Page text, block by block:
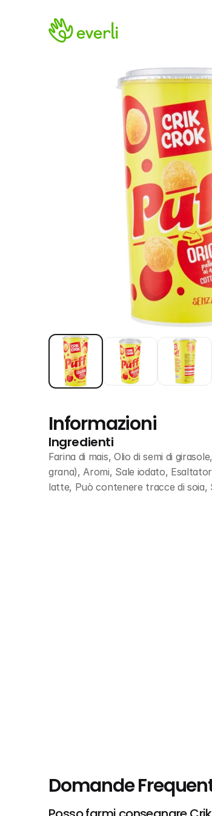
Informazioni
Ingredienti
Farina di mais, Olio di semi di
grana), Aromi, Sale iodato,
latte, Può contenere tracce di soia,
Domande